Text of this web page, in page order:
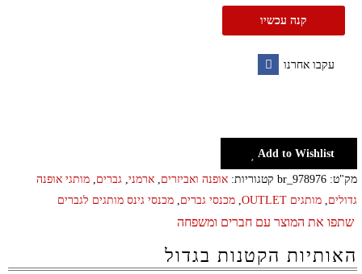
ארמני
תכלת
קנה עכשיו
עקבו אחרנו
Add to Wishlist
מק"ט: br_978976 קטגוריות: אופנה ואביזרים ארמני גברים מותגי אופנה
גדולים מותגים OUTLET מכנסי גברים מכנסי גינס מותגים לגברים
שתפו את המוצר עם חברים ומשפחה
האותיות הקטנות בגדול